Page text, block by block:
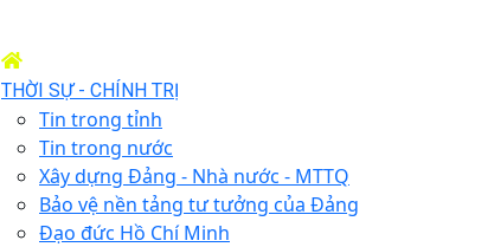
THỜI SỰ - CHÍNH TRỊ
Tin trong tỉnh
Tin trong nước
Xây dựng Đảng - Nhà nước - MTTQ
Bảo vệ nền tảng tư tưởng của Đảng
Đạo đức Hồ Chí Minh